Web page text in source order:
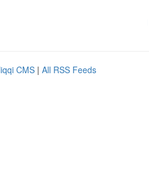
CMS | All RSS Feeds